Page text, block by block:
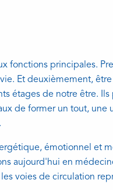
fonctions principales.
Et deuxièmement,
étages de notre être.
de former un tout, une
émotionnel et
aujourd'hui en
voies de circulation